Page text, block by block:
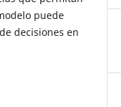
puede
decisiones en